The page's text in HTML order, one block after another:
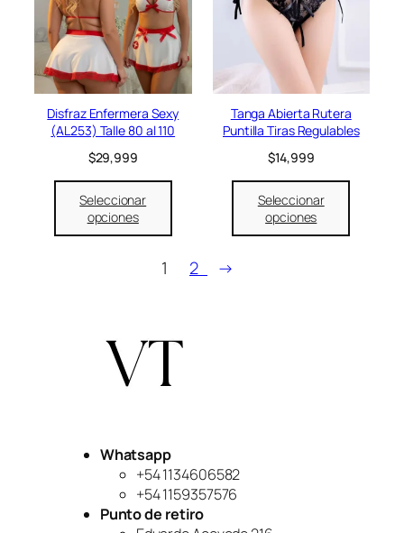
Disfraz Enfermera Sexy
(AL253) Talle 80 al 110
$29,999
Seleccionar
opciones
Tanga Abierta Rutera
Puntilla Tiras Regulables
$14,999
Seleccionar
opciones
1 2 →
Whatsapp
+54 1134606582
+54 1159357576
Punto de retiro